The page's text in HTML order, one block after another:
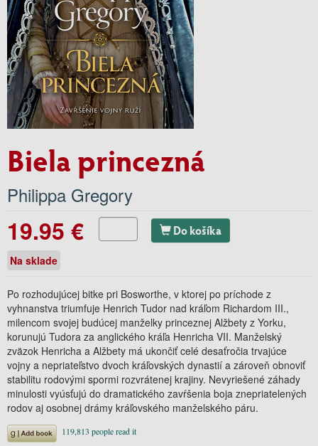
Biela princezná
Philippa Gregory
19.95 € Do košíka
Na sklade
Po rozhodujúcej bitke pri Bosworthe, v ktorej po príchode z
vyhnanstva triumfuje Henrich Tudor nad kráľom Richardom III.,
milencom svojej budúcej manželky princeznej Alžbety z Yorku,
korunujú Tudora za anglického kráľa Henricha VII. Manželský
zväzok Henricha a Alžbety má ukončiť celé desaťročia trvajúce
vojny a nepriateľstvo dvoch kráľovských dynastií a zároveň obnoviť
stabilitu rodovými spormi rozvrátenej krajiny. Nevyriešené záhady
minulosti vyúsťujú do dramatického zavŕšenia boja znepriatelených
rodov aj osobnej drámy kráľovského manželského páru.